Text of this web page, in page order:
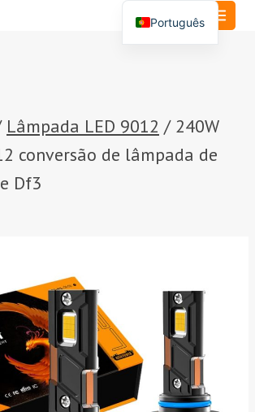
Lâmpada LED 9012 / 240W
conversão de lâmpada de
Df3
Português